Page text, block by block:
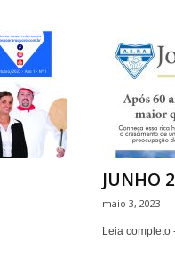
JUNHO
maio 3, 2023
Leia completo